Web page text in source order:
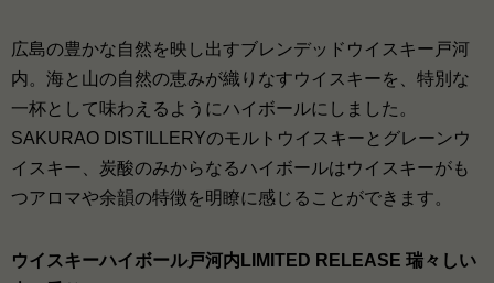
広島の豊かな自然を映し出すブレンデッドウイスキー戸河
内。海と山の自然の恵みが織りなすウイスキーを、特別な
一杯として味わえるようにハイボールにしました。
SAKURAO DISTILLERYのモルトウイスキーとグレーンウ
イスキー、炭酸のみからなるハイボールはウイスキーがも
つアロマや余韻の特徴を明瞭に感じることができます。
ウイスキーハイボール戸河内LIMITED RELEASE 瑞々しい